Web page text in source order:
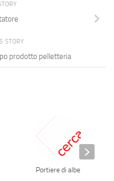
STORY
prodotto pelletteria
Portiere di albergo